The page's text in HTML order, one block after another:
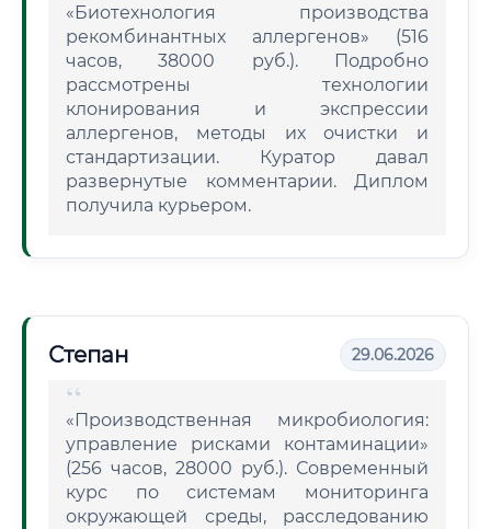
«Биотехнология производства
рекомбинантных аллергенов» (516
часов, 38000 руб.). Подробно
рассмотрены технологии
клонирования и экспрессии
аллергенов, методы их очистки и
стандартизации. Куратор давал
развернутые комментарии. Диплом
получила курьером.
Степан 29.06.2026
«Производственная микробиология:
управление рисками контаминации»
(256 часов, 28000 руб.). Современный
курс по системам мониторинга
окружающей среды, расследованию